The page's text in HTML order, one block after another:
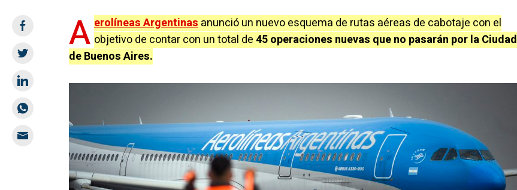
A erolíneas Argentinasanunció un nuevo esquema de rutas aéreas de cabotaje con el
objetivo de contar con un total de45 operaciones nuevas que no pasarán por la Ciudad
de Buenos Aires.